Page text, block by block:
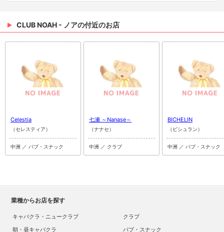
CLUB NOAH - ノアの付近のお店
Celestia
（セレスティア）
中洲 ／ パブ・スナック
七瀬 ～Nanase～
（ナナセ）
中洲 ／ クラブ
BICHELIN
（ビシュラン）
中洲 ／ パブ・スナック
業種からお店を探す
キャバクラ・ニュークラブ
クラブ
朝・昼キャバクラ
パブ・スナック